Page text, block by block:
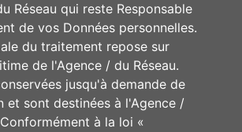
Réseau qui reste Responsable
de vos Données personnelles.
du traitement repose sur
de l'Agence / du Réseau.
jusqu'à demande de
et sont destinées à l'Agence /
à la loi «